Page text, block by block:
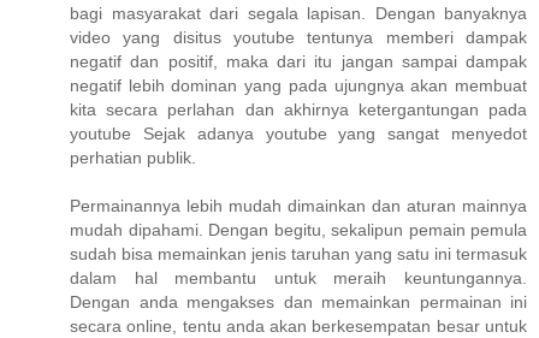
bagi masyarakat dari segala lapisan. Dengan banyaknya
video yang disitus youtube tentunya memberi dampak
negatif dan positif, maka dari itu jangan sampai dampak
negatif lebih dominan yang pada ujungnya akan membuat
kita secara perlahan dan akhirnya ketergantungan pada
youtube Sejak adanya youtube yang sangat menyedot
perhatian publik.
Permainannya lebih mudah dimainkan dan aturan mainnya
mudah dipahami. Dengan begitu, sekalipun pemain pemula
sudah bisa memainkan jenis taruhan yang satu ini termasuk
dalam hal membantu untuk meraih keuntungannya.
Dengan anda mengakses dan memainkan permainan ini
secara online, tentu anda akan berkesempatan besar untuk